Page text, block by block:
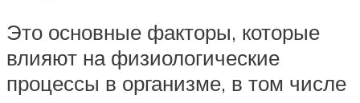
Это основные факторы, которые
влияют на физиологические
процессы в организме, в том числе